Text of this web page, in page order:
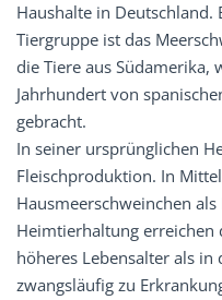
Haushalte in
Tiergruppe ist das
die Tiere aus
Jahrhundert von
gebracht.
In seiner ursprünglichen
Fleischproduktion. In
Hausmeerschweinchen
Heimtierhaltung erreichen
höheres Lebensalter als
zwangsläufig zu